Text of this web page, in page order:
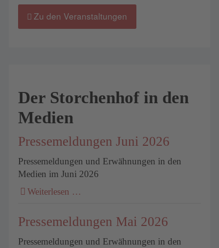
Zu den Veranstaltungen
Der Storchenhof in den
Medien
Pressemeldungen Juni 2026
Pressemeldungen und Erwähnungen in den
Medien im Juni 2026
Weiterlesen …
Pressemeldungen Mai 2026
Pressemeldungen und Erwähnungen in den